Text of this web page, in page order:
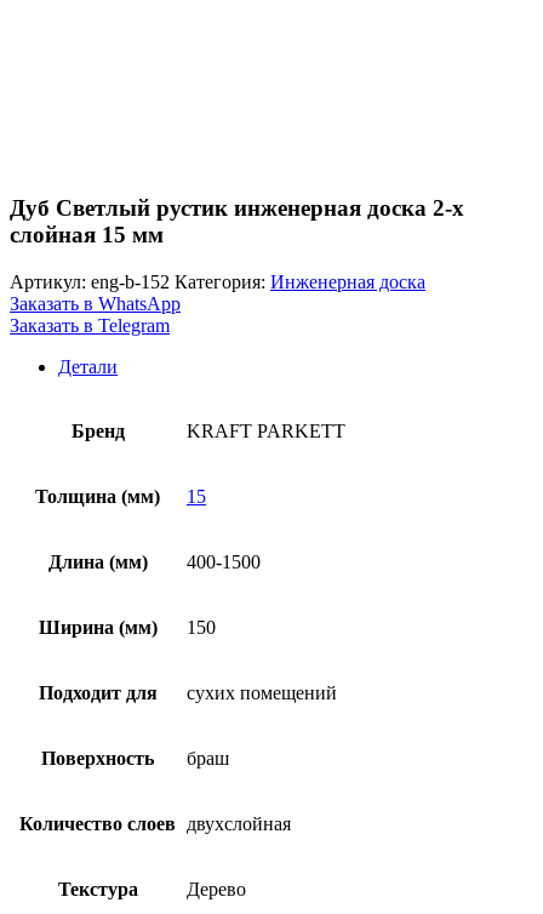
Дуб Светлый рустик инженерная доска 2-х
слойная 15 мм
Артикул: eng-b-152 Категория: Инженерная доска
Заказать в WhatsApp
Заказать в Telegram
Детали
Бренд KRAFT PARKETT
Толщина (мм) 15
Длина (мм) 400-1500
Ширина (мм) 150
Подходит для сухих помещений
Поверхность браш
Количество слоев двухслойная
Текстура Дерево